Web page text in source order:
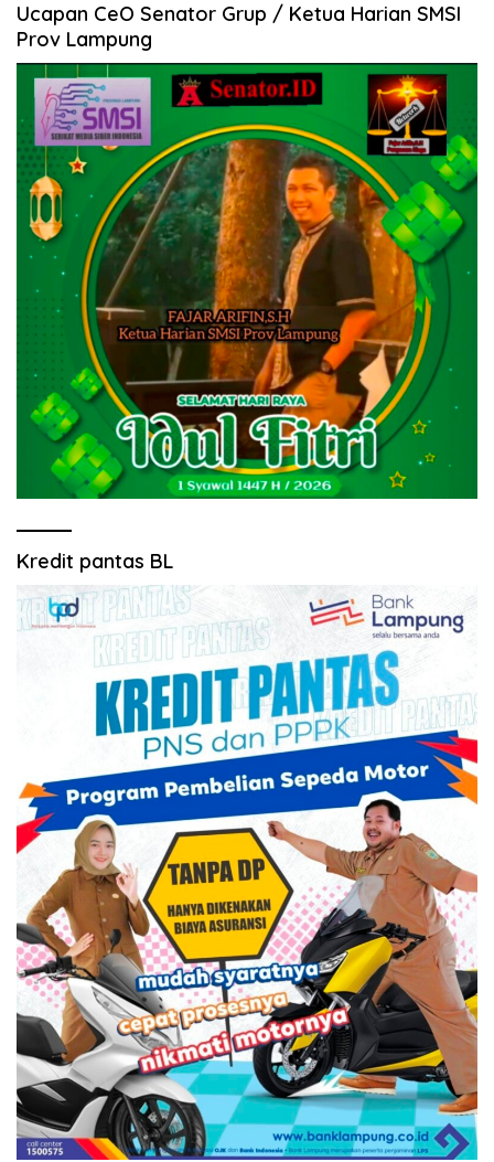
Ucapan CeO Senator Grup / Ketua Harian SMSI
Prov Lampung
Kredit pantas BL